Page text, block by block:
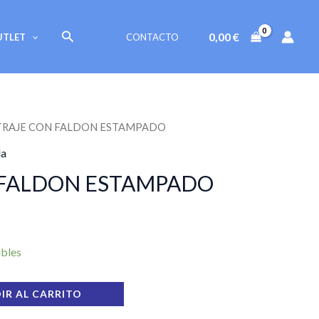
Buscar CONTACTO 0,00€
CON FALDON ESTAMPADO
ESTAMPADO
AL CARRITO
ESTAMPADO